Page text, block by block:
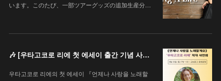
います。このたび、一部ツアーグッズの追加生産分…
🎶 [우타고코로 리에 첫 에세이 출간 기념 사인회 안내 / 歌心りえ 初エッセイ出版記念サイン会のお知らせ]
우타고코로 리에의 첫 에세이 『언제나 사랑을 노래할